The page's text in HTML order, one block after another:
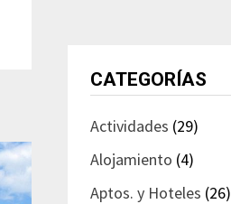
CATEGORÍAS
Actividades (29)
Alojamiento (4)
Aptos. y Hoteles (26)